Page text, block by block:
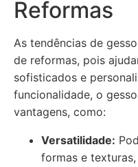
Reformas
As tendências de
de reformas, pois
sofisticados e
funcionalidade, o
vantagens, como:
Versatilidade:
formas e